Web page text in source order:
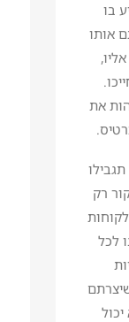
בו
אותו
את
רק
לכל